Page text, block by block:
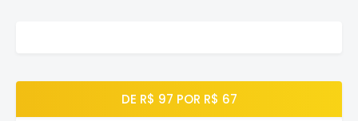
DE R$ 97 POR R$ 67